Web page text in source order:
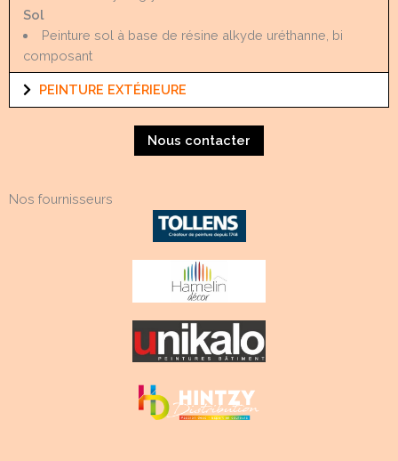
Sol
Peinture sol à base de résine alkyde uréthanne, bi
composant
PEINTURE EXTÉRIEURE
Nous contacter
Nos fournisseurs